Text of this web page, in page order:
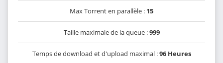
Max Torrent en parallèle : 15
Taille maximale de la queue :999
Temps de download et d'upload maximal :96 Heures